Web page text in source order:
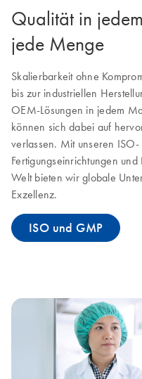
Qualität in
jede Menge
Skalierbarkeit ohne
bis zur industriellen
OEM-Lösungen in jedem
können sich dabei auf
verlassen. Mit unseren
Fertigungseinrichtungen
Welt bieten wir globale
Exzellenz.
ISO und GMP